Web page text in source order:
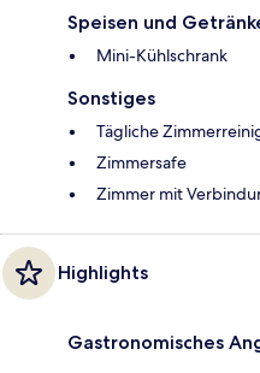
Speisen und
Mini-Kühlschrank
Sonstiges
Tägliche
Zimmersafe
Zimmer mit
Highlights
Gastronomisches